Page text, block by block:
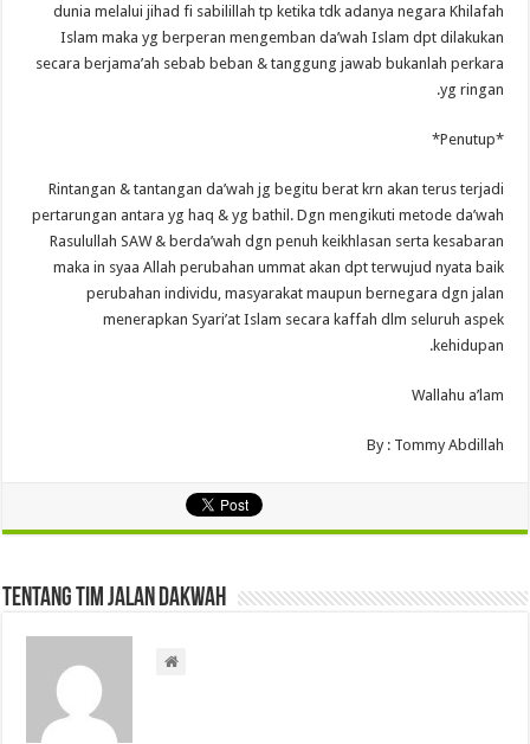
dunia melalui jihad fi sabilillah tp ketika tdk adanya negara Khilafah
Islam maka yg berperan mengemban da’wah Islam dpt dilakukan
secara berjama’ah sebab beban & tanggung jawab bukanlah perkara
yg ringan.
*Penutup*
Rintangan & tantangan da’wah jg begitu berat krn akan terus terjadi
pertarungan antara yg haq & yg bathil. Dgn mengikuti metode da’wah
Rasulullah SAW & berda’wah dgn penuh keikhlasan serta kesabaran
maka in syaa Allah perubahan ummat akan dpt terwujud nyata baik
perubahan individu, masyarakat maupun bernegara dgn jalan
menerapkan Syari’at Islam secara kaffah dlm seluruh aspek
kehidupan.
Wallahu a’lam
By : Tommy Abdillah
Tentang Tim Jalan Dakwah